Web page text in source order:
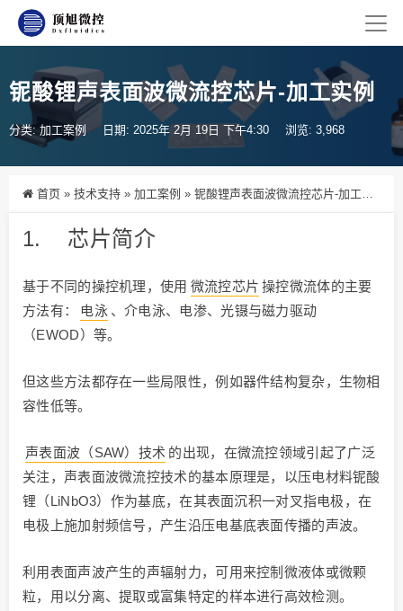
铌酸锂声表面波微流控芯片-加工实例
分类: 加工案例 日期: 2025年 2月 19日 下午4:30 浏览: 3,968
首页 » 技术支持 » 加工案例 » 铌酸锂声表面波微流控芯片-加工实例
1. 芯片简介
基于不同的操控机理，使用 微流控芯片 操控微流体的主要
方法有：
电泳 、介电泳、电渗、光镊与磁力驱动
（EWOD）等。
但这些方法都存在一些局限性，例如器件结构复杂，生物相
容性低等。
声表面波（SAW）技术 的出现，在微流控领域引起了广泛
关注，声表面波微流控技术的基本原理是，以压电材料铌酸
锂（LiNbO3）作为基底，在其表面沉积一对叉指电极，在
电极上施加射频信号，产生沿压电基底表面传播的声波。
利用表面声波产生的声辐射力，可用来控制微液体或微颗
粒，用以分离、提取或富集特定的样本进行高效检测。